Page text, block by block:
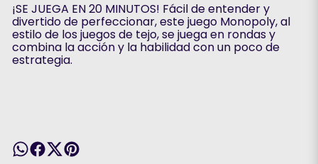
¡SE JUEGA EN 20 MINUTOS! Fácil de entender y
divertido de perfeccionar, este juego Monopoly, al
estilo de los juegos de tejo, se juega en rondas y
combina la acción y la habilidad con un poco de
estrategia.